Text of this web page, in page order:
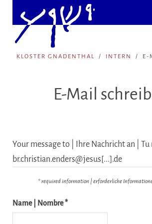
KLOSTER GNADENTHAL INTERN E-
E-Mail
Your message to | Ihre Nachricht an | Tu
br.christian.enders@jesus[...].de
* required information | erforderliche
Name | Nombre *